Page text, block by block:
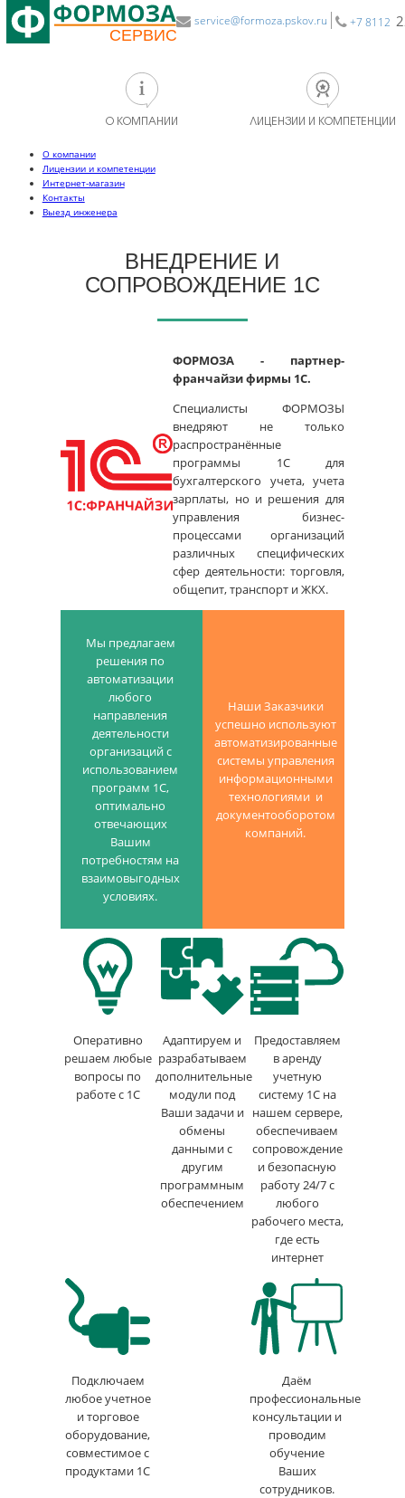
service@formoza.pskov.ru +7 8112
О КОМПАНИИ ЛИЦЕНЗИИ И КОМПЕТЕНЦИИ
О компании
Лицензии и компетенции
Интернет-магазин
Контакты
Выезд инженера
ВНЕДРЕНИЕ И
СОПРОВОЖДЕНИЕ 1С
ФОРМОЗА - партнер-
франчайзи фирмы 1С.
Cпециалисты ФОРМОЗЫ
внедряют не только
распространённые
программы 1С для
бухгалтерского учета, учета
зарплаты, но и решения для
управления бизнес-
процессами организаций
различных специфических
сфер деятельности: торговля,
общепит, транспорт и ЖКХ.
Мы предлагаем
решения по
автоматизации
любого
направления
деятельности
организаций с
использованием
программ 1С,
оптимально
отвечающих
Вашим
потребностям на
взаимовыгодных
условиях.
Наши Заказчики
успешно используют
автоматизированные
системы управления
информационными
технологиями и
документооборотом
компаний.
Оперативно
решаем любые
вопросы по
работе с 1С
Адаптируем и
разрабатываем
дополнительные
модули под
Ваши задачи и
обмены
данными с
другим
программным
обеспечением
Предоставляем
в аренду
учетную
систему 1С на
нашем сервере,
обеспечиваем
сопровождение
и безопасную
работу 24/7 с
любого
рабочего места,
где есть
интернет
Подключаем
любое учетное
и торговое
оборудование,
совместимое с
продуктами 1С
Даём
профессиональные
консультации и
проводим
обучение
Ваших
сотрудников.